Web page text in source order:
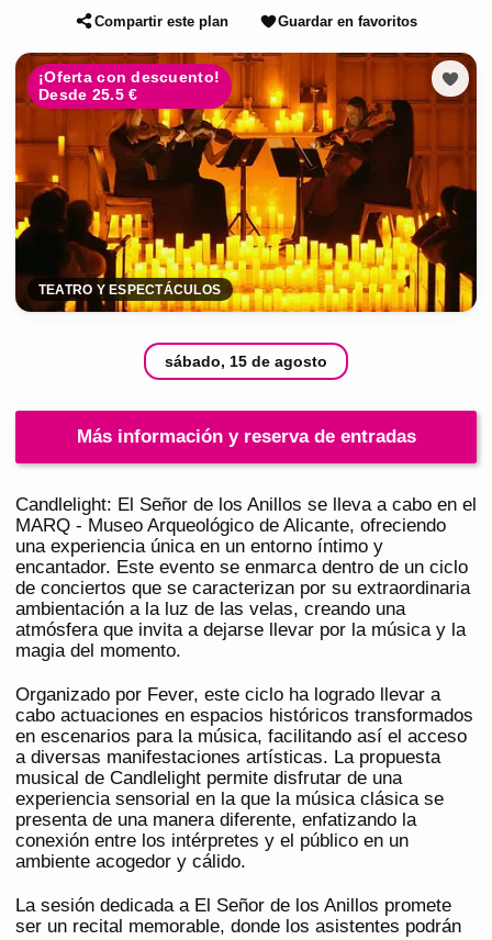
Compartir este plan Guardar en favoritos
¡Oferta con descuento!
Desde 25.5 €
TEATRO Y ESPECTÁCULOS
sábado, 15 de agosto
Más información y reserva de entradas
Candlelight: El Señor de los Anillos se lleva a cabo en el
MARQ - Museo Arqueológico de Alicante, ofreciendo
una experiencia única en un entorno íntimo y
encantador. Este evento se enmarca dentro de un ciclo
de conciertos que se caracterizan por su extraordinaria
ambientación a la luz de las velas, creando una
atmósfera que invita a dejarse llevar por la música y la
magia del momento.
Organizado por Fever, este ciclo ha logrado llevar a
cabo actuaciones en espacios históricos transformados
en escenarios para la música, facilitando así el acceso
a diversas manifestaciones artísticas. La propuesta
musical de Candlelight permite disfrutar de una
experiencia sensorial en la que la música clásica se
presenta de una manera diferente, enfatizando la
conexión entre los intérpretes y el público en un
ambiente acogedor y cálido.
La sesión dedicada a El Señor de los Anillos promete
ser un recital memorable, donde los asistentes podrán